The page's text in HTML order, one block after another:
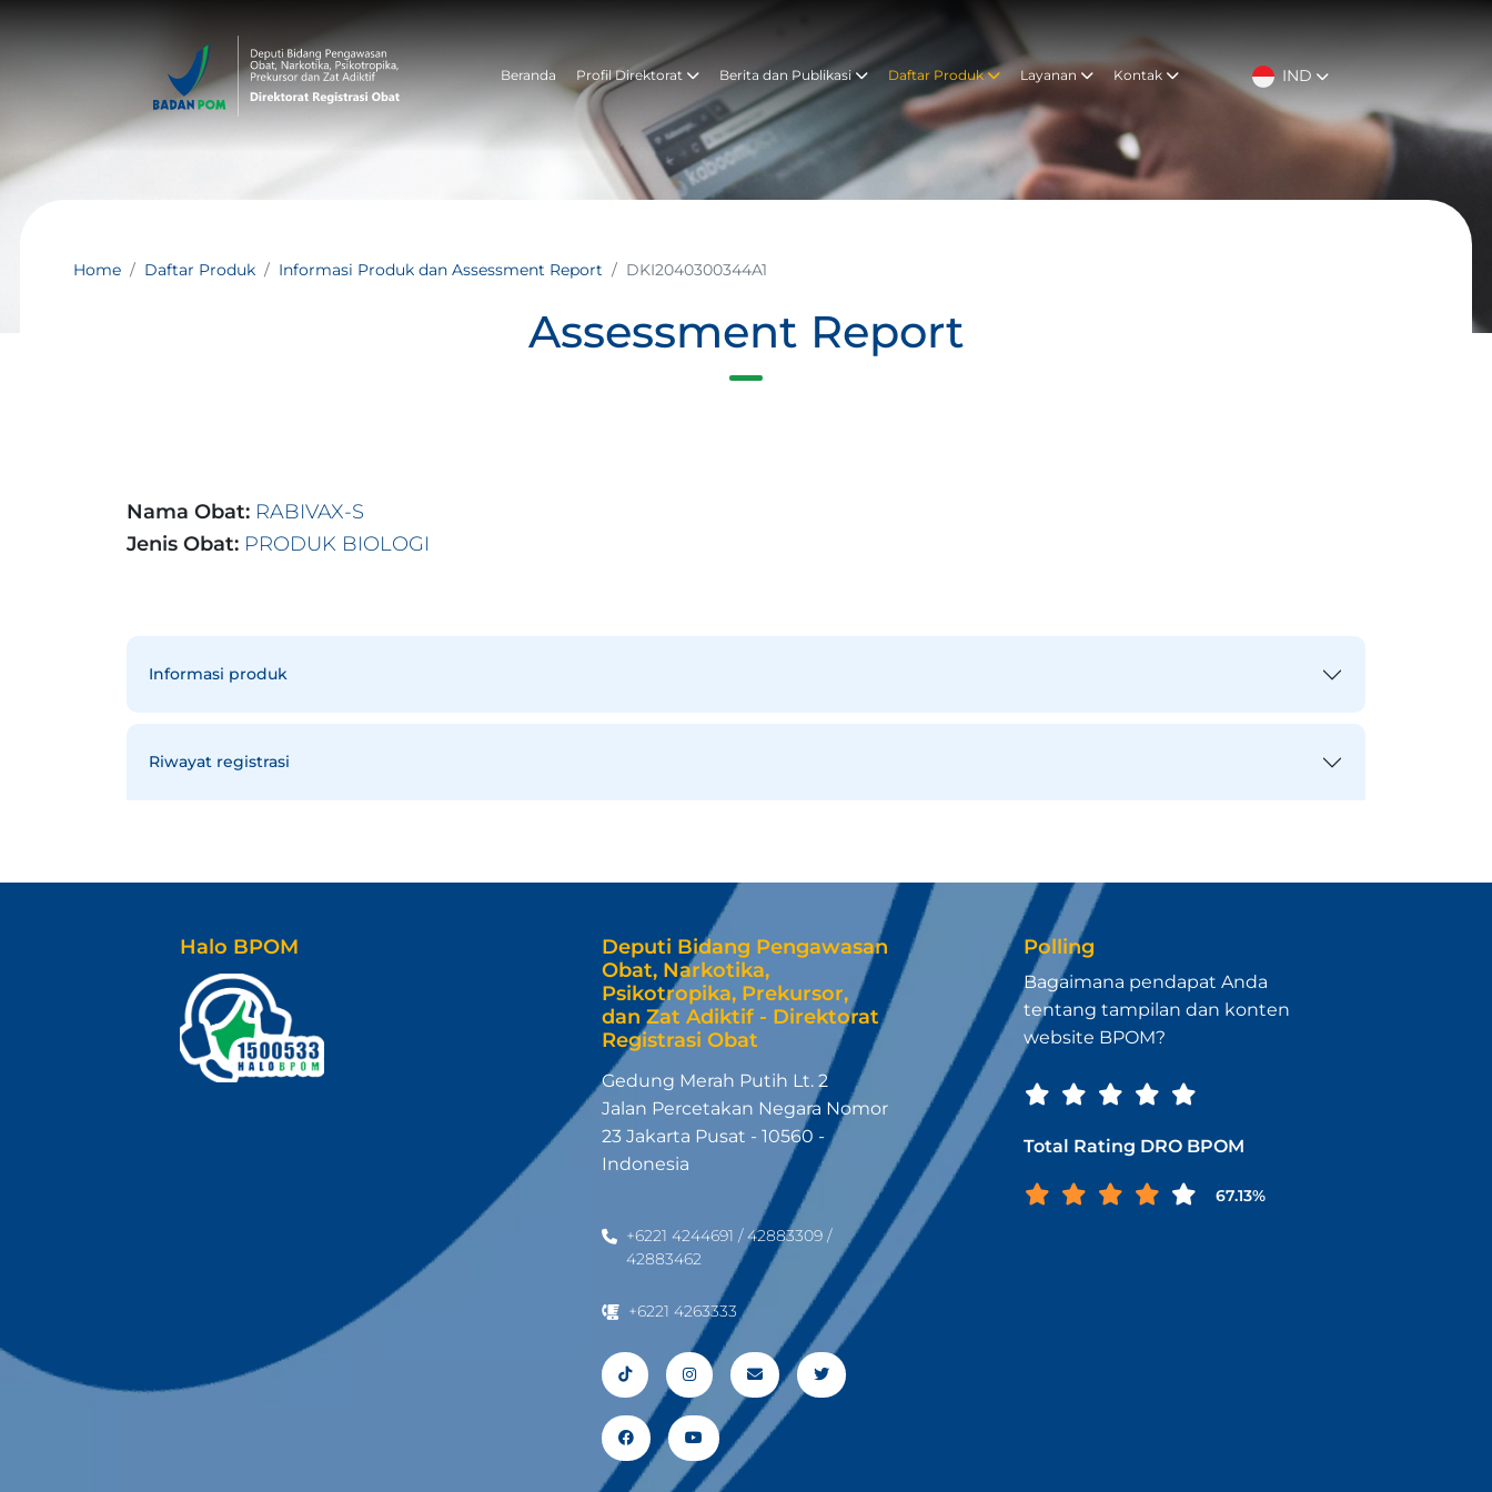
Beranda Profil Direktorat Berita dan Publikasi Daftar Produk Layanan Kontak IND
Home Daftar Produk Informasi Produk dan Assessment Report DKI2040300344A1
Assessment Report
Nama Obat: RABIVAX-S
Jenis Obat: PRODUK BIOLOGI
Informasi produk
Riwayat registrasi
Halo BPOM
Deputi Bidang Pengawasan
Obat, Narkotika,
Psikotropika, Prekursor,
dan Zat Adiktif - Direktorat
Registrasi Obat
Gedung Merah Putih Lt. 2
Jalan Percetakan Negara Nomor
23 Jakarta Pusat - 10560 -
Indonesia
+6221 4244691 / 42883309 /
42883462
+6221 4263333
Polling
Bagaimana pendapat Anda
tentang tampilan dan konten
website BPOM?
Total Rating DRO BPOM
67.13%